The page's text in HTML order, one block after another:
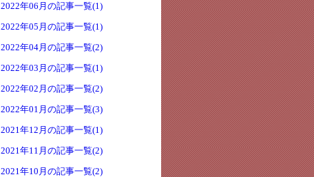
2022年06月の記事一覧(1)
2022年05月の記事一覧(1)
2022年04月の記事一覧(2)
2022年03月の記事一覧(1)
2022年02月の記事一覧(2)
2022年01月の記事一覧(3)
2021年12月の記事一覧(1)
2021年11月の記事一覧(2)
2021年10月の記事一覧(2)